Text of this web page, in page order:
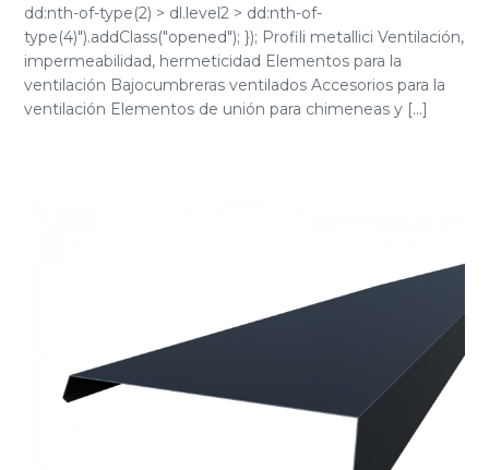
dd:nth-of-type(2) > dl.level2 > dd:nth-of-
type(4)").addClass("opened"); }); Profili metallici Ventilación,
impermeabilidad, hermeticidad Elementos para la
ventilación Bajocumbreras ventilados Accesorios para la
ventilación Elementos de unión para chimeneas y [...]